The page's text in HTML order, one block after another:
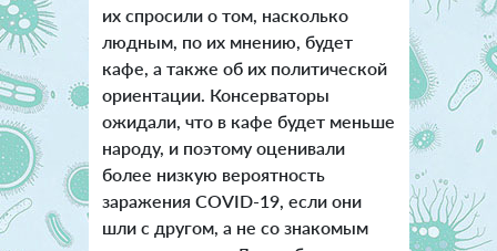
их спросили о том, насколько
людным, по их мнению, будет
кафе, а также об их политической
ориентации. Консерваторы
ожидали, что в кафе будет меньше
народу, и поэтому оценивали
более низкую вероятность
заражения COVID-19, если они
шли с другом, а не со знакомым